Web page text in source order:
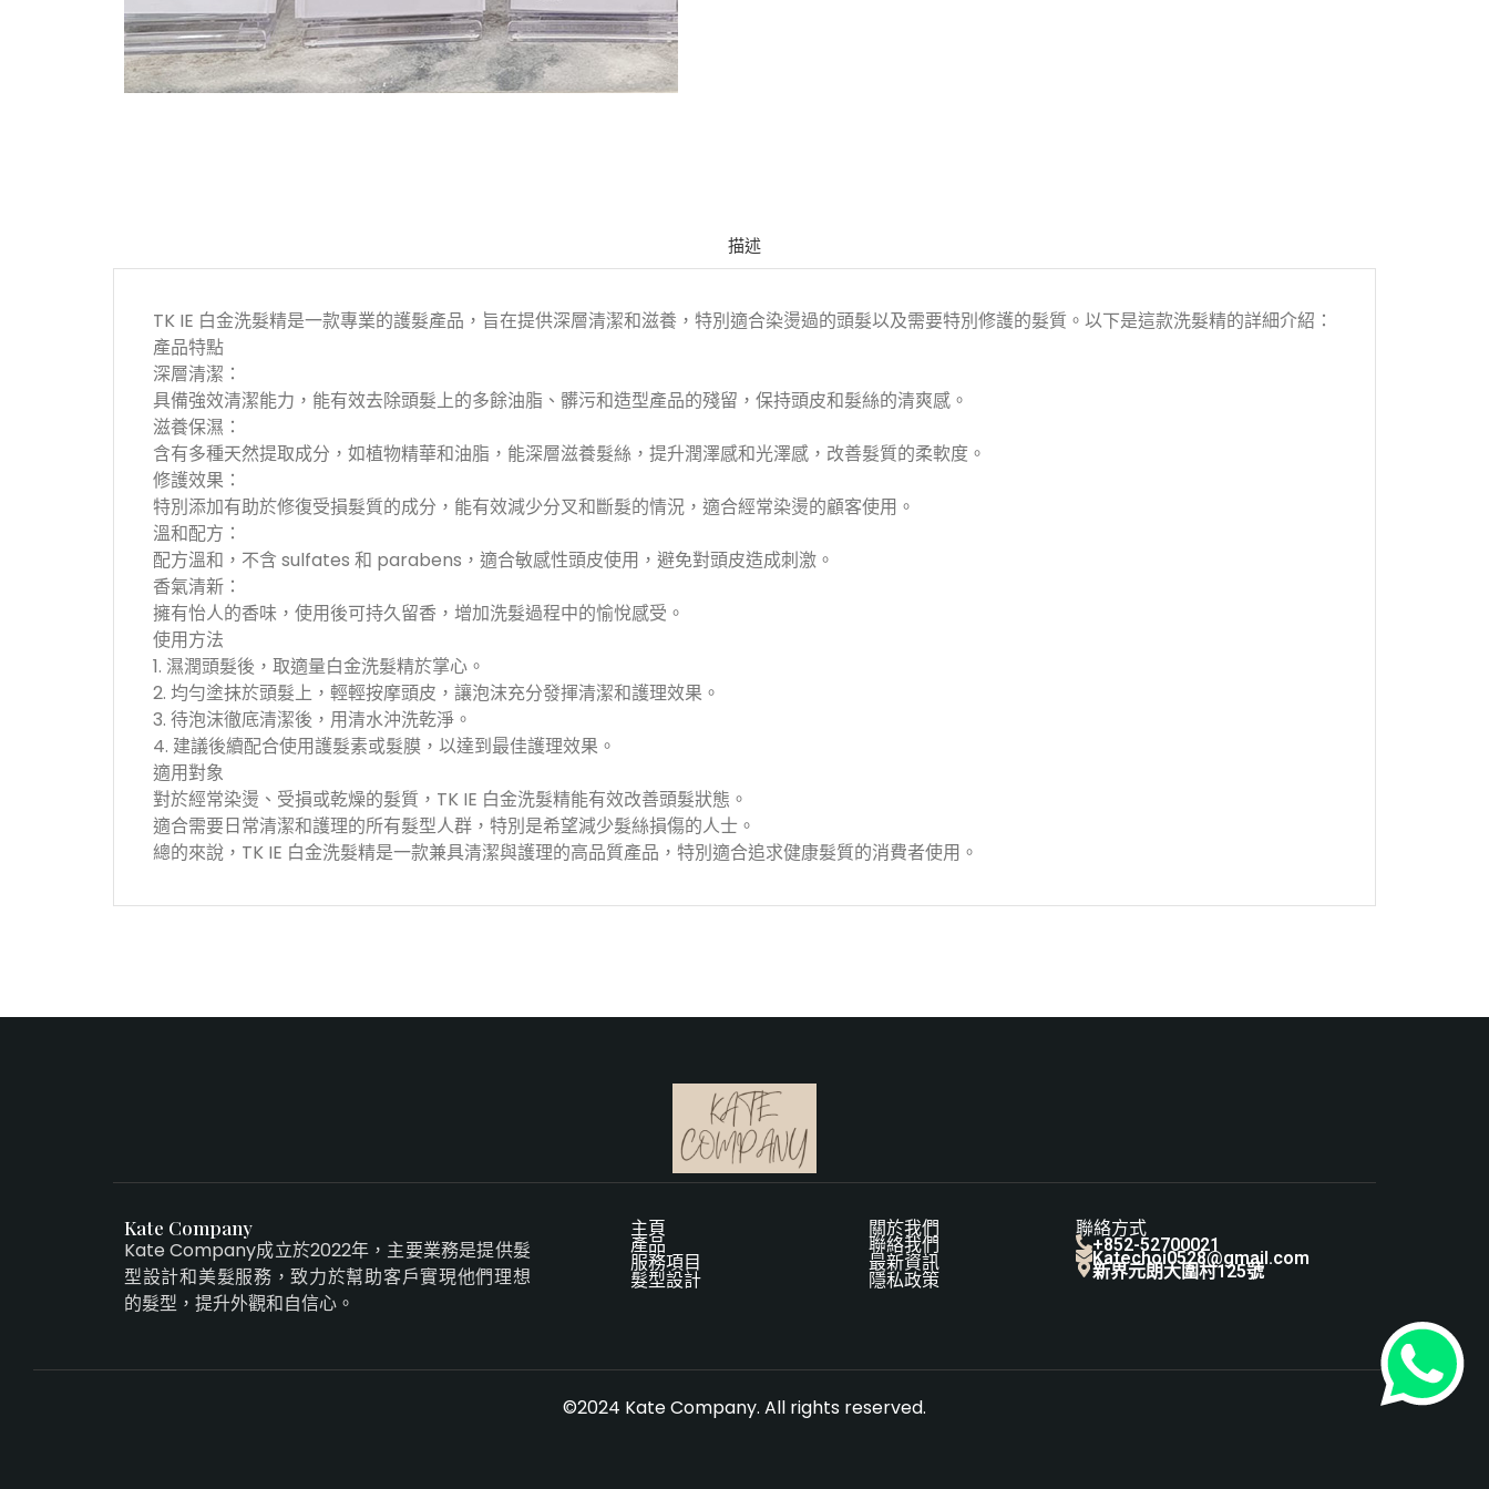
描述
TK IE 白金洗髮精是一款專業的護髮產品，旨在提供深層清潔和滋養，特別適合染燙過的頭髮以及需要特別修護的髮質。以下是這款洗髮精的詳細介紹：
產品特點
深層清潔：
具備強效清潔能力，能有效去除頭髮上的多餘油脂、髒污和造型產品的殘留，保持頭皮和髮絲的清爽感。
滋養保濕：
含有多種天然提取成分，如植物精華和油脂，能深層滋養髮絲，提升潤澤感和光澤感，改善髮質的柔軟度。
修護效果：
特別添加有助於修復受損髮質的成分，能有效減少分叉和斷髮的情況，適合經常染燙的顧客使用。
溫和配方：
配方溫和，不含 sulfates 和 parabens，適合敏感性頭皮使用，避免對頭皮造成刺激。
香氣清新：
擁有怡人的香味，使用後可持久留香，增加洗髮過程中的愉悅感受。
使用方法
1. 濕潤頭髮後，取適量白金洗髮精於掌心。
2. 均勻塗抹於頭髮上，輕輕按摩頭皮，讓泡沫充分發揮清潔和護理效果。
3. 待泡沫徹底清潔後，用清水沖洗乾淨。
4. 建議後續配合使用護髮素或髮膜，以達到最佳護理效果。
適用對象
對於經常染燙、受損或乾燥的髮質，TK IE 白金洗髮精能有效改善頭髮狀態。
適合需要日常清潔和護理的所有髮型人群，特別是希望減少髮絲損傷的人士。
總的來說，TK IE 白金洗髮精是一款兼具清潔與護理的高品質產品，特別適合追求健康髮質的消費者使用。
Kate Company
Kate Company成立於2022年，主要業務是提供髮
型設計和美髮服務，致力於幫助客戶實現他們理想
的髮型，提升外觀和自信心。
主頁
產品
服務項目
髮型設計
關於我們
聯絡我們
最新資訊
隱私政策
聯絡方式
+852-52700021
Katechoi0528@gmail.com
新界元朗大圍村125號
©2024 Kate Company. All rights reserved.